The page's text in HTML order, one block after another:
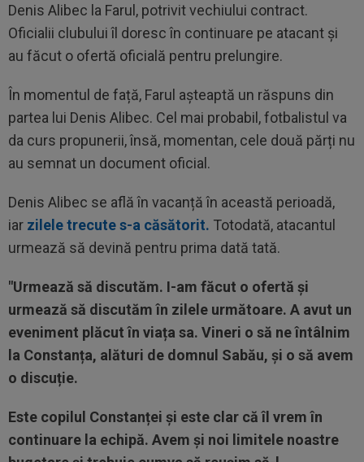
Denis Alibec la Farul, potrivit vechiului contract.
Oficialii clubului îl doresc în continuare pe atacant și
au făcut o ofertă oficială pentru prelungire.
În momentul de față, Farul așteaptă un răspuns din
partea lui Denis Alibec. Cel mai probabil, fotbalistul va
da curs propunerii, însă, momentan, cele două părți nu
au semnat un document oficial.
Denis Alibec se află în vacanță în această perioadă,
iar zilele trecute s-a căsătorit. Totodată, atacantul
urmează să devină pentru prima dată tată.
"Urmează să discutăm. I-am făcut o ofertă și
urmează să discutăm în zilele următoare. A avut un
eveniment plăcut în viața sa. Vineri o să ne întâlnim
la Constanța, alături de domnul Sabău, și o să avem
o discuție.
Este copilul Constanței și este clar că îl vrem în
continuare la echipă. Avem și noi limitele noastre